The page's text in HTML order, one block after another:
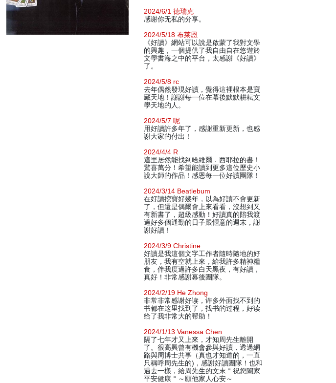
2024/6/1 德瑞克
感谢你无私的分享。
2024/5/18 布莱恩
《好讀》網站可以說是啟蒙了我對文學
的興趣，一個提供了我自由自在悠遊於
文學書海之中的平台，太感謝《好讀》
了。
2024/5/8 rc
去年偶然發現好讀，覺得這裡根本是寶
藏天地！謝謝每一位在幕後默默耕耘文
學天地的人。
2024/5/7 呢
用好讀許多年了，感謝重新更新，也感
謝大家的付出！
2024/4/4 R
這里居然能找到哈維爾．西耶拉的書！
驚喜萬分！希望能讀到更多這位歷史小
說大師的作品！感恩每一位好讀團隊！
2024/3/14 Beatlebum
在好讀挖寶好幾年，以為好讀不會更新
了，但還是偶爾會上來看看，沒想到又
有新書了，超級感動！好讀真的陪我渡
過好多個通勤的日子跟愜意的週末，謝
謝好讀！
2024/3/9 Christine
好讀是我這個文字工作者隨時隨地的好
朋友，我有空就上來，給我許多精神糧
食，伴我度過許多白天黑夜，有好讀，
真好！非常感謝幕後團隊。
2024/2/19 He Zhong
非常非常感谢好读，许多外面找不到的
书都在这里找到了，找书的过程，好读
给了我非常大的帮助！
2024/1/13 Vanessa Chen
隔了七年才又上來，才知周先生離開
了。很高興曾有機會參與好讀，透過網
路與周博士共事（真也才知道的，一直
只稱呼周先生的)，感謝好讀團隊！也和
過去一樣，給周先生的文末＂祝您闔家
平安健康＂～願他家人心安～